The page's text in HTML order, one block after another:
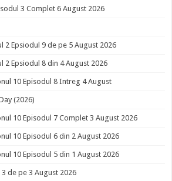
3 Complet 6 August 2026
2 Epsiodul 9 de pe 5 August 2026
2 Epsiodul 8 din 4 August 2026
10 Episodul 8 Intreg 4 August
(2026)
10 Episodul 7 Complet 3 August 2026
10 Episodul 6 din 2 August 2026
10 Episodul 5 din 1 August 2026
de pe 3 August 2026